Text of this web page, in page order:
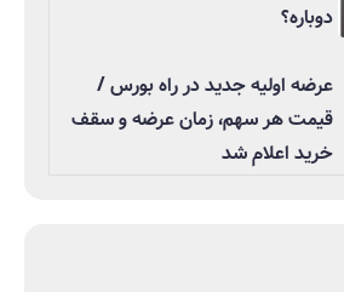
دوباره؟
عرضه اولیه جدید در راه بورس /
قیمت هر سهم، زمان عرضه و سقف
خرید اعلام شد